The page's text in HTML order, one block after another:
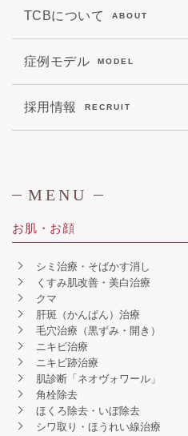
TCBについて ABOUT
症例モデル MODEL
採用情報 RECRUIT
MENU
お肌・お顔
シミ治療・そばかす消し
くすみ肌改善・美白治療
クマ
肝斑（かんぱん）治療
毛穴治療（黒ずみ・開き）
ニキビ治療
ニキビ跡治療
肌診断「ネオヴォワール」
角栓除去
ほくろ除去・いぼ除去
シワ取り・ほうれい線治療